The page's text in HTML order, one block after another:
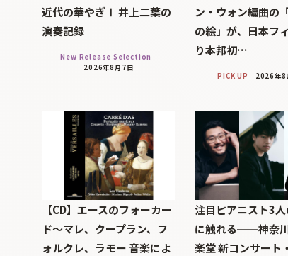
近代の華やぎⅠ 井上二葉の
演奏記録
New Release Selection
2026年8月7日
ン・ウォン編曲の
の絵」が、日本フ
り本邦初…
PICK UP 2026年8
【CD】エースのフォーカー
ド～マレ、クープラン、フ
ォルクレ、ラモー 音楽によ
注目ピアニスト3
に触れる──神奈
楽堂 新コンサート